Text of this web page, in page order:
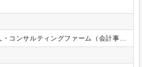
に進められる方
コンサルティングファーム（会計事務